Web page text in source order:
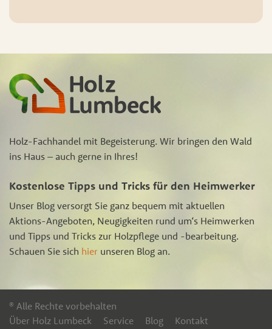
Holz-Fachhandel mit Begeisterung. Wir bringen den Wald
ins Haus – auch gerne in Ihres!
Kostenlose Tipps und Tricks für den Heimwerker
Unser Blog versorgt Sie ganz bequem mit aktuellen
Aktions-Angeboten, Neugigkeiten rund um‘s Heimwerken
und Tipps und Tricks zur Holzpflege und -bearbeitung.
Schauen Sie sich hier unseren Blog an.
® Alle Rechte vorbehalten
Über Holz Lumbeck
Service Blog
Kontakt